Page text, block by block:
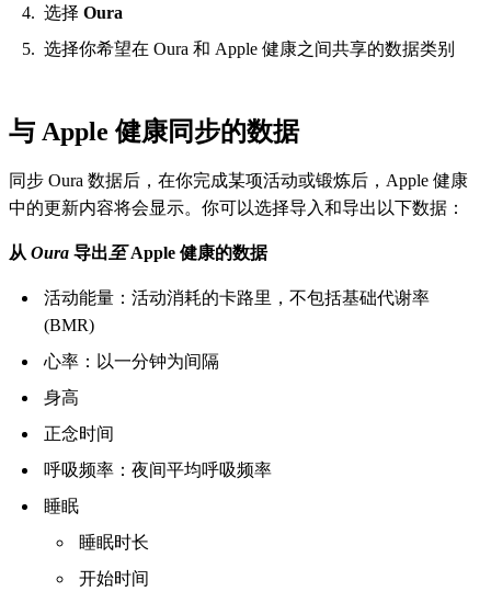
选择 Oura
选择你希望在 Oura 和 Apple 健康之间共享的数据类别
与 Apple 健康同步的数据
同步 Oura 数据后，在你完成某项活动或锻炼后，Apple 健康
中的更新内容将会显示。你可以选择导入和导出以下数据：
从 Oura 导出至Apple 健康的数据
活动能量：活动消耗的卡路里，不包括基础代谢率
(BMR)
心率：以一分钟为间隔
身高
正念时间
呼吸频率：夜间平均呼吸频率
睡眠
睡眠时长
开始时间